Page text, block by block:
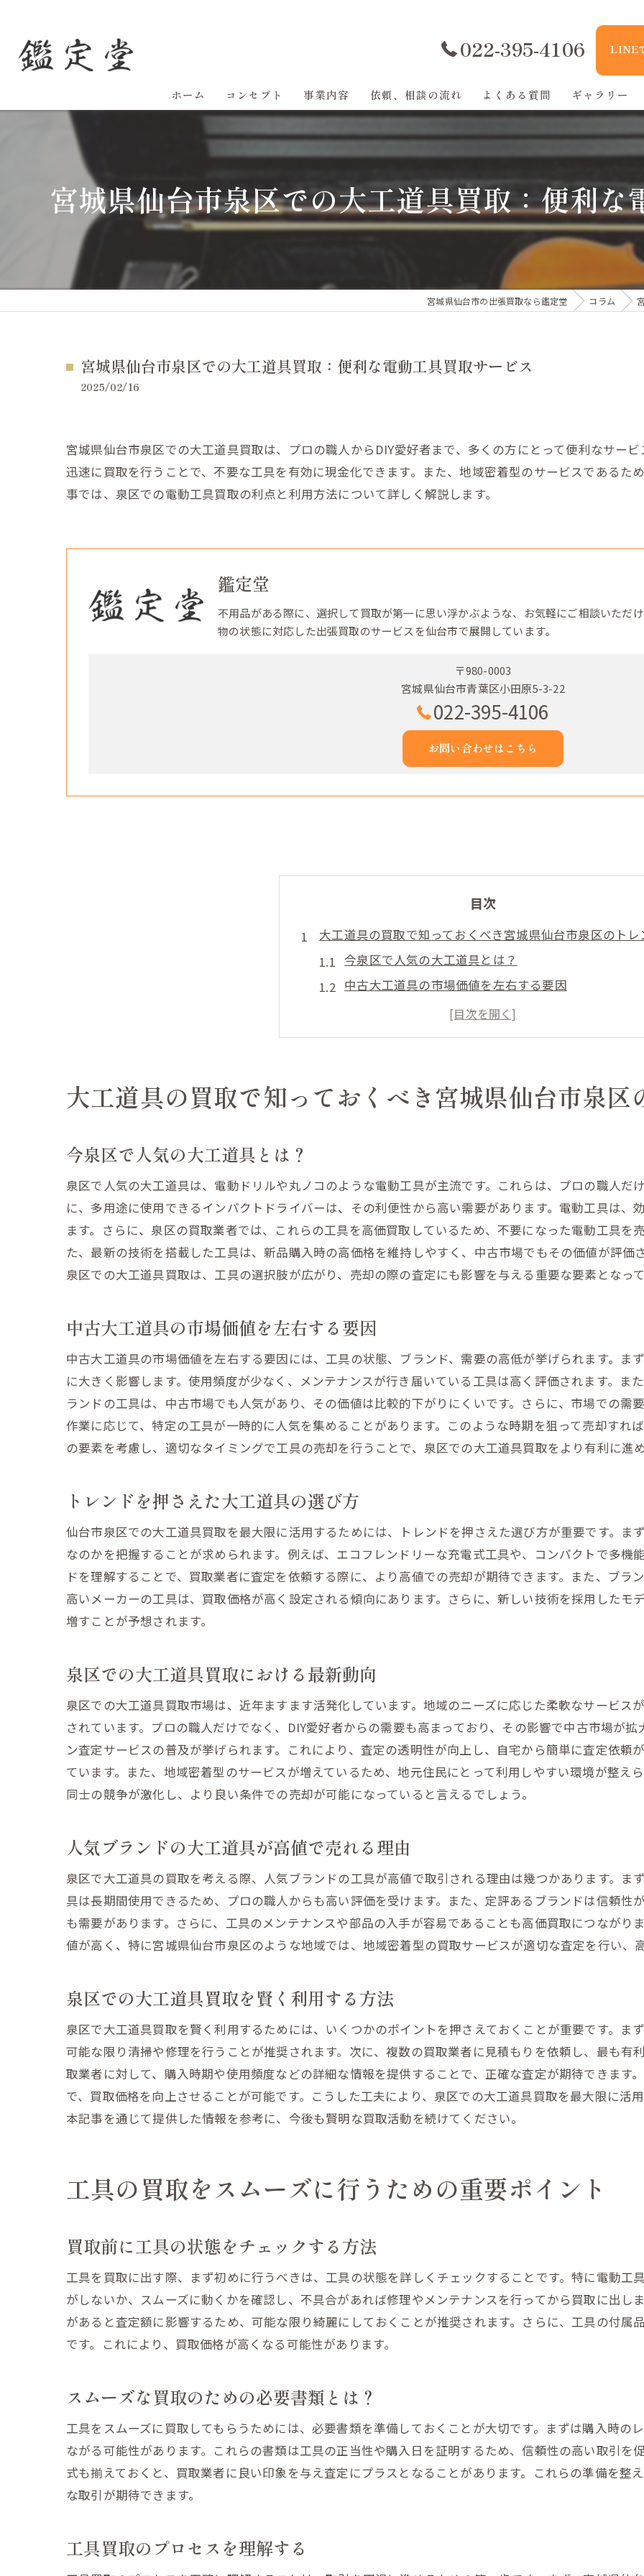
022-395-4106 LINE
ホーム コンセプト 事業内容 依頼、相談の流れ よくある質問 ギャラリー
宮城県仙台市泉区での大工道具買取：便利な
宮城県仙台市の出張買取なら鑑定堂 コラム
宮城県仙台市泉区での大工道具買取：便利な電動工具買取サービス
2025/02/16
宮城県仙台市泉区での大工道具買取は、プロの職人からDIY愛好者まで、多くの方にとって便利なサー
迅速に買取を行うことで、不要な工具を有効に現金化できます。また、地域密着型のサービスであるた
事では、泉区での電動工具買取の利点と利用方法について詳しく解説します。
鑑定堂
不用品がある際に、選択して買取が第一に思い浮かぶような、お気軽にご相談いただ
物の状態に対応した出張買取のサービスを仙台市で展開しています。
〒980-0003
宮城県仙台市青葉区小田原5-3-22
022-395-4106
お問い合わせはこちら
目次
大工道具の買取で知っておくべき宮城県仙台市泉区のトレ
今泉区で人気の大工道具とは？
中古大工道具の市場価値を左右する要因
トレンドを押さえた大工道具の選び方
泉区での大工道具買取における最新動向
泉区での大工道具買取を賢く利用する方法
工具の買取をスムーズに行うための重要ポイント
工具買取のプロセスを理解する
泉区で工具を売る際の流れを知っておこう
オンライン査定と店舗査定の違い
工具買取で避けたいトラブル事例
泉区での電動工具買取の流れとその利便性
自宅で簡単！電動工具の出張買取サービス
電動工具買取の迅速な対応が可能な理由
査定から現金化までのスムーズなプロセス
泉区での電動工具買取サービスを利用するメリット
人気の工具を高く売るための方法
泉区で信頼できる買取業者選びのポイント
専門家の視点から見る工具の価値とは
工具のメンテナンスが買取価格に与える影響
優良買取業者を見極めるための基準
大工道具買取業者の比較方法
買取業者の信頼性を確認する簡単な方法
泉区での実績ある買取業者を選ぶポイント
契約前に確認すべき買取業者の特徴
工具買取の成功体験を紹介
買取事例から学ぶ工具の売却のコツ
工具買取による環境への貢献
泉区での工具買取における顧客の声
宮城県仙台市泉区地域密着型工具買取の安心感
泉区の買取業者が提供する安心のサポート
地元での工具買取が便利なポイント
地域密着型サービスの信頼性を考える
泉区での工具買取が地域活性化に貢献
電動工具を高く売るためのメンテナンス方法
工具の付属品が査定価格に与える影響
電動工具の買取価格を上げる秘訣
売却前に行うべき工具の清掃方法
買取業者に伝えるべき情報とその重要性
大工道具の買取で知っておくべき宮城県仙台市泉区
今泉区で人気の大工道具とは？
泉区で人気の大工道具は、電動ドリルや丸ノコのような電動工具が主流です。これらは、プロの職人だ
に、多用途に使用できるインパクトドライバーは、その利便性から高い需要があります。電動工具は、
ます。さらに、泉区の買取業者では、これらの工具を高価買取しているため、不要になった電動工具を
た、最新の技術を搭載した工具は、新品購入時の高価格を維持しやすく、中古市場でもその価値が評
泉区での大工道具買取は、工具の選択肢が広がり、売却の際の査定にも影響を与える重要な要素となっ
中古大工道具の市場価値を左右する要因
中古大工道具の市場価値を左右する要因には、工具の状態、ブランド、需要の高低が挙げられます。ま
に大きく影響します。使用頻度が少なく、メンテナンスが行き届いている工具は高く評価されます。ま
ランドの工具は、中古市場でも人気があり、その価値は比較的下がりにくいです。さらに、市場での需
作業に応じて、特定の工具が一時的に人気を集めることがあります。このような時期を狙って売却すれ
の要素を考慮し、適切なタイミングで工具の売却を行うことで、泉区での大工道具買取をより有利に進
トレンドを押さえた大工道具の選び方
仙台市泉区での大工道具買取を最大限に活用するためには、トレンドを押さえた選び方が重要です。ま
なのかを把握することが求められます。例えば、エコフレンドリーな充電式工具や、コンパクトで多機
ドを理解することで、買取業者に査定を依頼する際に、より高値での売却が期待できます。また、ブラ
高いメーカーの工具は、買取価格が高く設定される傾向にあります。さらに、新しい技術を採用したモ
増すことが予想されます。
泉区での大工道具買取における最新動向
泉区での大工道具買取市場は、近年ますます活発化しています。地域のニーズに応じた柔軟なサービス
されています。プロの職人だけでなく、DIY愛好者からの需要も高まっており、その影響で中古市場が
ン査定サービスの普及が挙げられます。これにより、査定の透明性が向上し、自宅から簡単に査定依頼
ています。また、地域密着型のサービスが増えているため、地元住民にとって利用しやすい環境が整え
同士の競争が激化し、より良い条件での売却が可能になっていると言えるでしょう。
人気ブランドの大工道具が高値で売れる理由
泉区で大工道具の買取を考える際、人気ブランドの工具が高値で取引される理由は幾つかあります。ま
具は長期間使用できるため、プロの職人からも高い評価を受けます。また、定評あるブランドは信頼性
も需要があります。さらに、工具のメンテナンスや部品の入手が容易であることも高価買取につながり
値が高く、特に宮城県仙台市泉区のような地域では、地域密着型の買取サービスが適切な査定を行い、
泉区での大工道具買取を賢く利用する方法
泉区で大工道具買取を賢く利用するためには、いくつかのポイントを押さえておくことが重要です。ま
可能な限り清掃や修理を行うことが推奨されます。次に、複数の買取業者に見積もりを依頼し、最も有
取業者に対して、購入時期や使用頻度などの詳細な情報を提供することで、正確な査定が期待できます
で、買取価格を向上させることが可能です。こうした工夫により、泉区での大工道具買取を最大限に活
本記事を通じて提供した情報を参考に、今後も賢明な買取活動を続けてください。
工具の買取をスムーズに行うための重要ポイント
買取前に工具の状態をチェックする方法
工具を買取に出す際、まず初めに行うべきは、工具の状態を詳しくチェックすることです。特に電動工
がしないか、スムーズに動くかを確認し、不具合があれば修理やメンテナンスを行ってから買取に出し
があると査定額に影響するため、可能な限り綺麗にしておくことが推奨されます。さらに、工具の付属
です。これにより、買取価格が高くなる可能性があります。
スムーズな買取のための必要書類とは？
工具をスムーズに買取してもらうためには、必要書類を準備しておくことが大切です。まずは購入時の
ながる可能性があります。これらの書類は工具の正当性や購入日を証明するため、信頼性の高い取引を
式も揃えておくと、買取業者に良い印象を与え査定にプラスとなることがあります。これらの準備を整
な取引が期待できます。
工具買取のプロセスを理解する